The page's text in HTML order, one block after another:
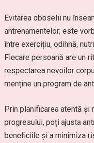
Evitarea oboselii nu
antrenamentelor; este
între exercițiu, odihnă,
Fiecare persoană are un
respectarea nevoilor
menține un program de
Prin planificarea atentă și
progresului, poți ajusta
beneficiile și a minimiza